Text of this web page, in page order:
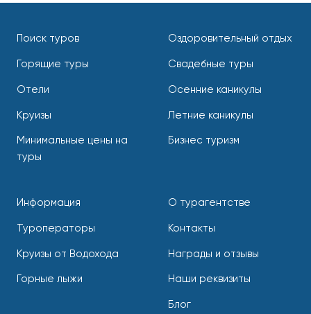
Поиск туров
Горящие туры
Отели
Круизы
Минимальные цены на
туры
Оздоровительный отдых
Свадебные туры
Осенние каникулы
Летние каникулы
Бизнес туризм
Информация
Туроператоры
Круизы от Водохода
Горные лыжи
О турагентстве
Контакты
Награды и отзывы
Наши реквизиты
Блог